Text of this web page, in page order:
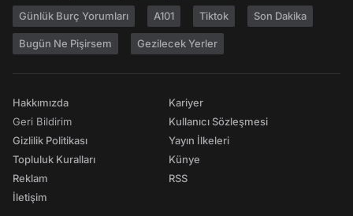
Günlük Burç Yorumları A101 Tiktok Son Dakika
Bugün Ne Pişirsem Gezilecek Yerler
Hakkımızda
Geri Bildirim
Gizlilik Politikası
Topluluk Kuralları
Reklam
İletişim
Kariyer
Kullanıcı Sözleşmesi
Yayın İlkeleri
Künye
RSS